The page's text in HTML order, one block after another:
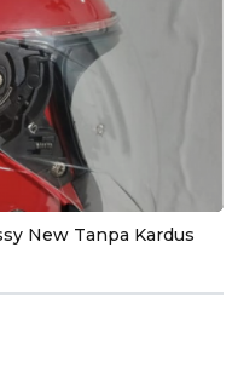
New Tanpa Kardus